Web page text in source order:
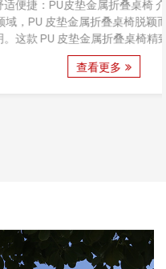
满活力的
椅脱颖而出，成为创新和实
桌椅精致的家具套装融合了
休闲聚会到正式活动等各种
，注重细节，毫不费力地将